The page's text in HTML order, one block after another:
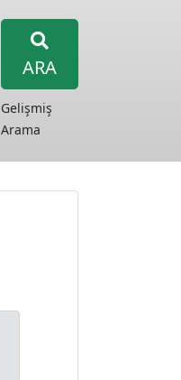
ARA
Gelişmiş
Arama